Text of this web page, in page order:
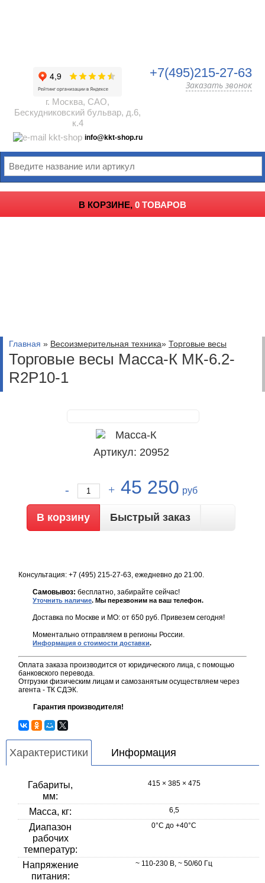
г. Москва, САО,
Бескудниковский бульвар, д.6,
к.4
info@kkt-shop.ru
+7(495)215-27-63
Заказать звонок
В КОРЗИНЕ, 0 ТОВАРОВ
Главная » Весоизмерительная техника» Торговые весы
Торговые весы Масса-К МК-6.2-
R2P10-1
Артикул: 20952
45 250 руб
Быстрый заказ
Консультация: +7 (495) 215-27-63, ежедневно до 21:00.
Самовывоз: бесплатно, забирайте сейчас!
Уточнить наличие. Мы перезвоним на ваш телефон.
Доставка по Москве и МО: от 650 руб. Привезем сегодня!
Моментально отправляем в регионы России.
Информация о стоимости доставки.
Оплата заказа производится от юридического лица, с помощью
банковского перевода.
Отгрузки физическим лицам и самозанятым осуществляем через
агента - ТК СДЭК.
Гарантия производителя!
Характеристики Информация
Габариты,
мм:
415 × 385 × 475
Масса, кг: 6,5
Диапазон
рабочих
температур:
0°С до +40°C
Напряжение
питания:
~ 110-230 В, ~ 50/60 Гц